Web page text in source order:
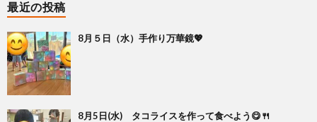
最近の投稿
8月５日（水）手作り万華鏡💖
8月5日(水) タコライスを作って食べよう😋🍴